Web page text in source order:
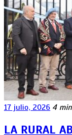
17 julio, 2026 4
LA RURAL